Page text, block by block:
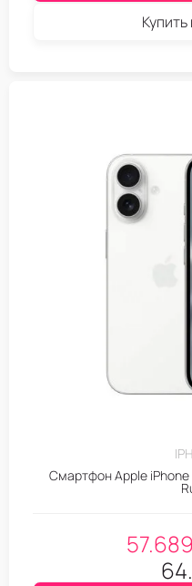
Купить
Смартфон Apple iPhone
57.689